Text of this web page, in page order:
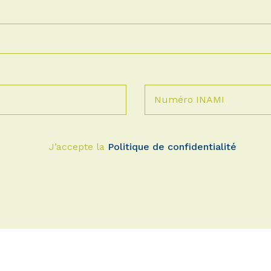
Numéro INAMI
J’accepte la Politique de confidentialité